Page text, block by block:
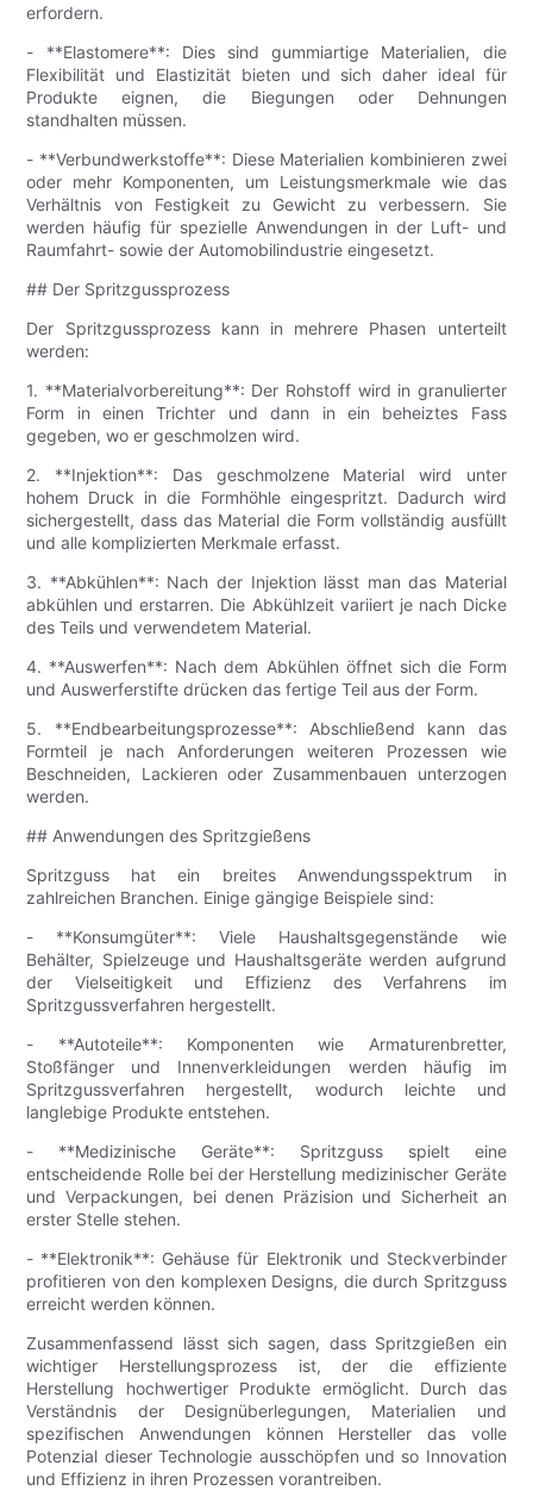
erfordern.
- **Elastomere**: Dies sind gummiartige Materialien, die
Flexibilität und Elastizität bieten und sich daher ideal für
Produkte eignen, die Biegungen oder Dehnungen
standhalten müssen.
- **Verbundwerkstoffe**: Diese Materialien kombinieren zwei
oder mehr Komponenten, um Leistungsmerkmale wie das
Verhältnis von Festigkeit zu Gewicht zu verbessern. Sie
werden häufig für spezielle Anwendungen in der Luft- und
Raumfahrt- sowie der Automobilindustrie eingesetzt.
## Der Spritzgussprozess
Der Spritzgussprozess kann in mehrere Phasen unterteilt
werden:
1. **Materialvorbereitung**: Der Rohstoff wird in granulierter
Form in einen Trichter und dann in ein beheiztes Fass
gegeben, wo er geschmolzen wird.
2. **Injektion**: Das geschmolzene Material wird unter
hohem Druck in die Formhöhle eingespritzt. Dadurch wird
sichergestellt, dass das Material die Form vollständig ausfüllt
und alle komplizierten Merkmale erfasst.
3. **Abkühlen**: Nach der Injektion lässt man das Material
abkühlen und erstarren. Die Abkühlzeit variiert je nach Dicke
des Teils und verwendetem Material.
4. **Auswerfen**: Nach dem Abkühlen öffnet sich die Form
und Auswerferstifte drücken das fertige Teil aus der Form.
5. **Endbearbeitungsprozesse**: Abschließend kann das
Formteil je nach Anforderungen weiteren Prozessen wie
Beschneiden, Lackieren oder Zusammenbauen unterzogen
werden.
## Anwendungen des Spritzgießens
Spritzguss hat ein breites Anwendungsspektrum in
zahlreichen Branchen. Einige gängige Beispiele sind:
- **Konsumgüter**: Viele Haushaltsgegenstände wie
Behälter, Spielzeuge und Haushaltsgeräte werden aufgrund
der Vielseitigkeit und Effizienz des Verfahrens im
Spritzgussverfahren hergestellt.
- **Autoteile**: Komponenten wie Armaturenbretter,
Stoßfänger und Innenverkleidungen werden häufig im
Spritzgussverfahren hergestellt, wodurch leichte und
langlebige Produkte entstehen.
- **Medizinische Geräte**: Spritzguss spielt eine
entscheidende Rolle bei der Herstellung medizinischer Geräte
und Verpackungen, bei denen Präzision und Sicherheit an
erster Stelle stehen.
- **Elektronik**: Gehäuse für Elektronik und Steckverbinder
profitieren von den komplexen Designs, die durch Spritzguss
erreicht werden können.
Zusammenfassend lässt sich sagen, dass Spritzgießen ein
wichtiger Herstellungsprozess ist, der die effiziente
Herstellung hochwertiger Produkte ermöglicht. Durch das
Verständnis der Designüberlegungen, Materialien und
spezifischen Anwendungen können Hersteller das volle
Potenzial dieser Technologie ausschöpfen und so Innovation
und Effizienz in ihren Prozessen vorantreiben.